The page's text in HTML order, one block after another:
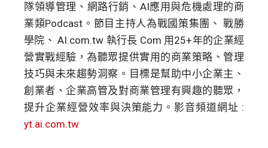
隊領導管理、網路行銷、AI應用與危機處理的商
業類Podcast。節目主持人為戰國策集團、 戰勝
學院、 AI.com.tw 執行長 Com 用25+年的企業經
營實戰經驗，為聽眾提供實用的商業策略、管理
技巧與未來趨勢洞察。目標是幫助中小企業主、
創業者、企業高管及對商業管理有興趣的聽眾，
提升企業經營效率與決策能力。影音頻道網址 :
yt.ai.com.tw